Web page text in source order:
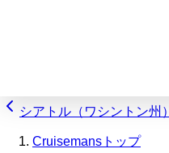
シアトル（ワシントン州）
Cruisemansトップ